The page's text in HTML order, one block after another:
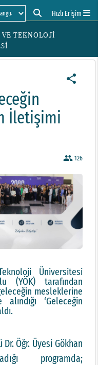
Hızlı Erişim
TEKNOLOJİ
share
İletişimi
people 126
(YÖK) tarafından
mesleklerine
‘Geleceğin
Öğr. Üyesi Gökhan
programda;